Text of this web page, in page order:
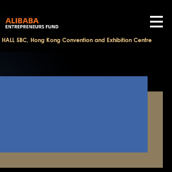
HALL 5BC, Hong Kong Convention and Exhibition Centre